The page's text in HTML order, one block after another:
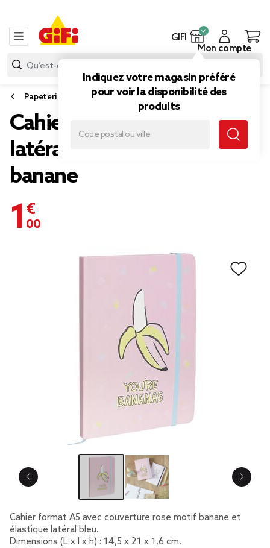
GIFI
Indiquez votre magasin préféré
pour voir la disponibilité des
produits
Mon compte
Papeterie et fournitures bureau
Cahier avec élastique
latéral format A5 motif
banane
1,00 €
Cahier format A5 avec couverture rose motif banane et
élastique latéral bleu.
Dimensions (L x l x h) : 14,5 x 21 x 1,6 cm.